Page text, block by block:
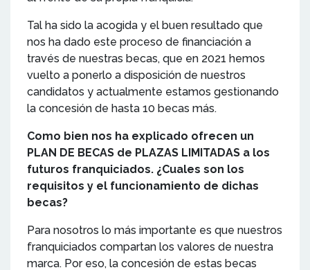
Tal ha sido la acogida y el buen resultado que
nos ha dado este proceso de financiación a
través de nuestras becas, que en 2021 hemos
vuelto a ponerlo a disposición de nuestros
candidatos y actualmente estamos gestionando
la concesión de hasta 10 becas más.
Como bien nos ha explicado ofrecen un
PLAN DE BECAS de PLAZAS LIMITADAS a los
futuros franquiciados. ¿Cuales son los
requisitos y el funcionamiento de dichas
becas?
Para nosotros lo más importante es que nuestros
franquiciados compartan los valores de nuestra
marca. Por eso, la concesión de estas becas